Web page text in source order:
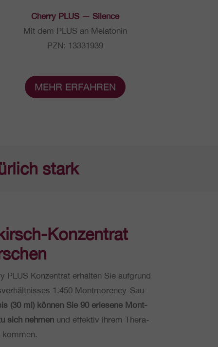
Cherry PLUS — Silence
Mit dem PLUS an Mela­to­nin
PZN: 13331939
MEHR ERFAH­REN
stark
Kon­zen­trat
PLUS Kon­zen­trat erhal­ten Sie auf­grund
1.450 Mont­mo­ren­cy-Sau­
(30 ml) können Sie 90 erle­se­ne Mont­
sich nehmenund effek­tiv ihrem The­ra­
kommen.